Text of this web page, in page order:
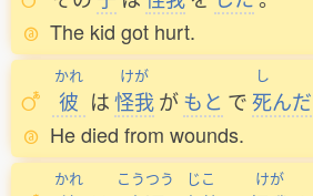
The kid got hurt.
かれ
彼 は
けが
怪我がもと で
し
死んだ
He died from wounds.
かれ こうつう じこ けが